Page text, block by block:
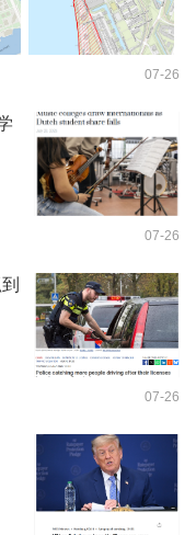
07-26
07-26
07-26